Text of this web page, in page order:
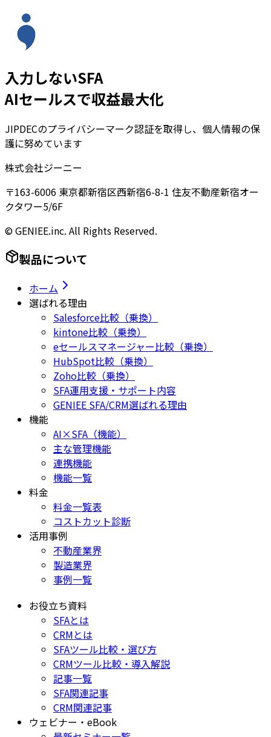
入力しないSFA
AIセールスで収益最大化
JIPDECのプライバシーマーク認証を取得し、個人情報の保
護に努めています
株式会社ジーニー
〒163-6006 東京都新宿区西新宿6-8-1 住友不動産新宿オー
クタワー5/6F
© GENIEE.inc. All Rights Reserved.
製品について
ホーム
選ばれる理由
Salesforce比較（乗換）
kintone比較（乗換）
eセールスマネージャー比較（乗換）
HubSpot比較（乗換）
Zoho比較（乗換）
SFA運用支援・サポート内容
GENIEE SFA/CRM選ばれる理由
機能
AI×SFA（機能）
主な管理機能
連携機能
機能一覧
料金
料金一覧表
コストカット診断
活用事例
不動産業界
製造業界
事例一覧
お役立ち資料
SFAとは
CRMとは
SFAツール比較・選び方
CRMツール比較・導入解説
記事一覧
SFA関連記事
CRM関連記事
ウェビナー・eBook